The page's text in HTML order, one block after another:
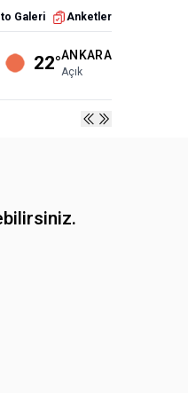
Galeri Anketler
22°ANKARA
Açık